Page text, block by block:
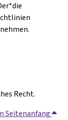
Recht.
Seitenanfang